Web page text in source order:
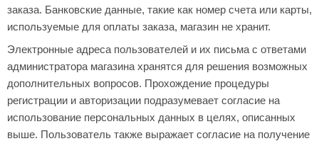
заказа. Банковские данные, такие как номер счета или карты,
используемые для оплаты заказа, магазин не хранит.
Электронные адреса пользователей и их письма с ответами
администратора магазина хранятся для решения возможных
дополнительных вопросов. Прохождение процедуры
регистрации и авторизации подразумевает согласие на
использование персональных данных в целях, описанных
выше. Пользователь также выражает согласие на получение